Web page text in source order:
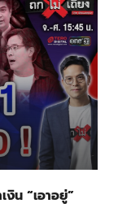
งิน “เอาอยู่”